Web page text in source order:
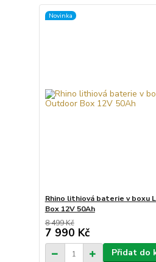
Novinka
Rhino lithiová baterie v boxu
Box 12V 50Ah
8 499 Kč
7 990 Kč
Přidat do